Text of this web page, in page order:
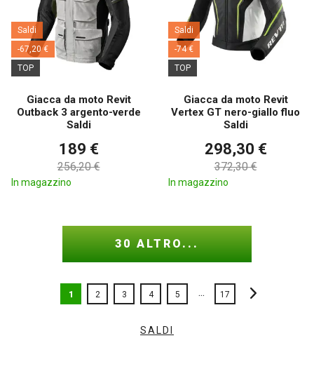
Saldi
-67,20 €
TOP
Giacca da moto Revit
Outback 3 argento-verde
Saldi
189 €
256,20 €
In magazzino
Saldi
-74 €
TOP
Giacca da moto Revit
Vertex GT nero-giallo fluo
Saldi
298,30 €
372,30 €
In magazzino
30 ALTRO...
1 2 3 4 5 ... 17
SALDI